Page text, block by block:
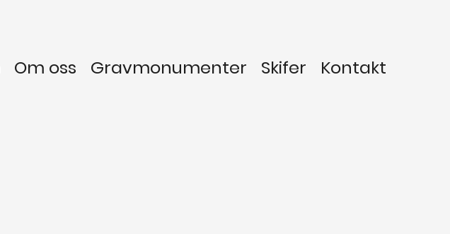
Om oss Gravmonumenter Skifer Kontakt